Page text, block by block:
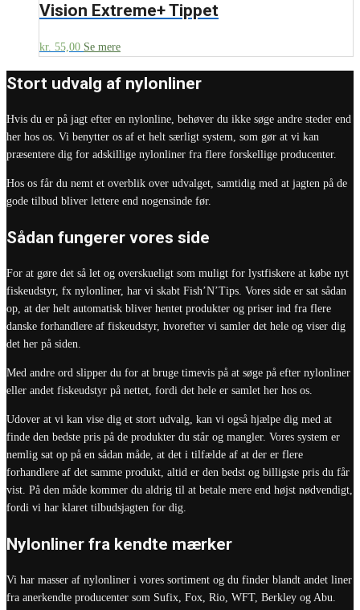
Vision Extreme+ Tippet
kr. 55,00 Se mere
Stort udvalg af nylonliner
Hvis du er på jagt efter en nylonline, behøver du ikke søge andre steder end
her hos os. Vi benytter os af et helt særligt system, som gør at vi kan
præsentere dig for adskillige nylonliner fra flere forskellige producenter.
Hos os får du nemt et overblik over udvalget, samtidig med at jagten på de
gode tilbud bliver lettere end nogensinde før.
Sådan fungerer vores side
For at gøre det så let og overskueligt som muligt for lystfiskere at købe nyt
fiskeudstyr, fx nylonliner, har vi skabt Fish’N’Tips. Vores side er sat sådan
op, at der helt automatisk bliver hentet produkter og priser ind fra flere
danske forhandlere af fiskeudstyr, hvorefter vi samler det hele og viser dig
det her på siden.
Med andre ord slipper du for at bruge timevis på at søge på efter nylonliner
eller andet fiskeudstyr på nettet, fordi det hele er samlet her hos os.
Udover at vi kan vise dig et stort udvalg, kan vi også hjælpe dig med at
finde den bedste pris på de produkter du står og mangler. Vores system er
nemlig sat op på en sådan måde, at det i tilfælde af at der er flere
forhandlere af det samme produkt, altid er den bedst og billigste pris du får
vist. På den måde kommer du aldrig til at betale mere end højst nødvendigt,
fordi vi har klaret tilbudsjagten for dig.
Nylonliner fra kendte mærker
Vi har masser af nylonliner i vores sortiment og du finder blandt andet liner
fra anerkendte producenter som Sufix, Fox, Rio, WFT, Berkley og Abu.